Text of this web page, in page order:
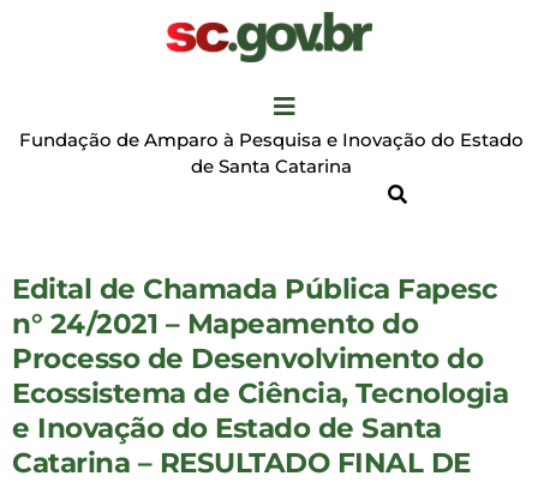
Fundação de Amparo à Pesquisa e Inovação do Estado
de Santa Catarina
Edital de Chamada Pública Fapesc
n° 24/2021 – Mapeamento do
Processo de Desenvolvimento do
Ecossistema de Ciência, Tecnologia
e Inovação do Estado de Santa
Catarina – RESULTADO FINAL DE